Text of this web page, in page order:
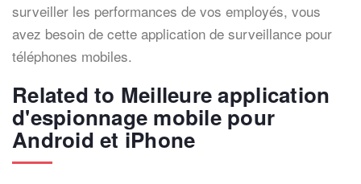
surveiller les performances de vos employés, vous
avez besoin de cette application de surveillance pour
téléphones mobiles.
Related to Meilleure application
d'espionnage mobile pour
Android et iPhone